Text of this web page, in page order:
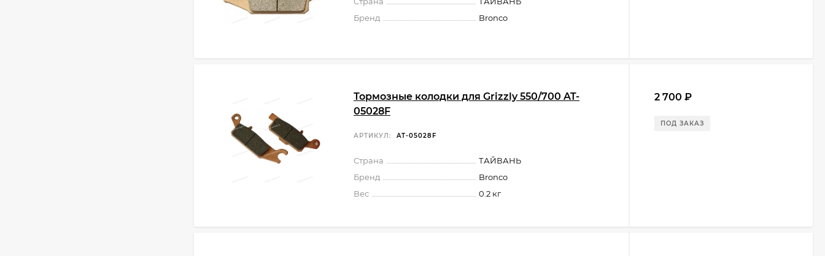
Бренд
Bronco
Тормозные колодки для Grizzly 550/700 AT-
05028F
АРТИКУЛ: AT-05028F
Страна
ТАЙВАНЬ
Бренд
Bronco
Вес
0.2 кг
2 700 ₽
ПОД ЗАКАЗ